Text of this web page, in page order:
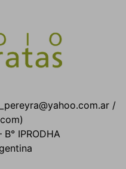
/
IPRODHA